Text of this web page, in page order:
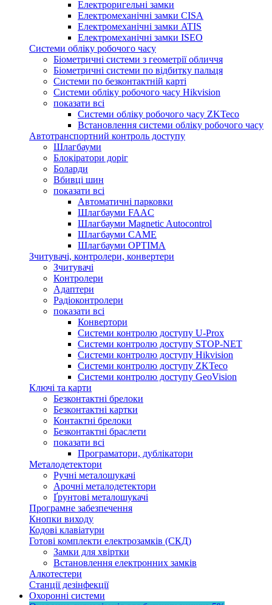
Електроригельні замки
Електромеханічні замки CISA
Електромеханічні замки ATIS
Електромеханічні замки ISEO
Системи обліку робочого часу
Біометричні системи з геометрії обличчя
Біометричні системи по відбитку пальця
Системи по безконтактній карті
Системи обліку робочого часу Hikvision
показати всі
Системи обліку робочого часу ZKTeco
Встановлення системи обліку робочого часу
Автотранспортний контроль доступу
Шлагбауми
Блокіратори доріг
Боларди
Вбивці шин
показати всі
Автоматичні парковки
Шлагбауми FAAC
Шлагбауми Magnetic Autocontrol
Шлагбауми CAME
Шлагбауми OPTIMA
Зчитувачі, контролери, конвертери
Зчитувачі
Контролери
Адаптери
Радіоконтролери
показати всі
Конвертори
Системи контролю доступу U-Prox
Системи контролю доступу STOP-NET
Системи контролю доступу Hikvision
Системи контролю доступу ZKTeco
Системи контролю доступу GeoVision
Ключі та карти
Безконтактні брелоки
Безконтактні картки
Контактні брелоки
Безконтактні браслети
показати всі
Програматори, дублікатори
Металодетектори
Ручні металошукачі
Арочні металодетектори
Ґрунтові металошукачі
Програмне забезпечення
Кнопки виходу
Кодові клавіатури
Готові комплекти електрозамків (СКД)
Замки для хвіртки
Встановлення електронних замків
Алкотестери
Станції дезінфекції
Охоронні системи